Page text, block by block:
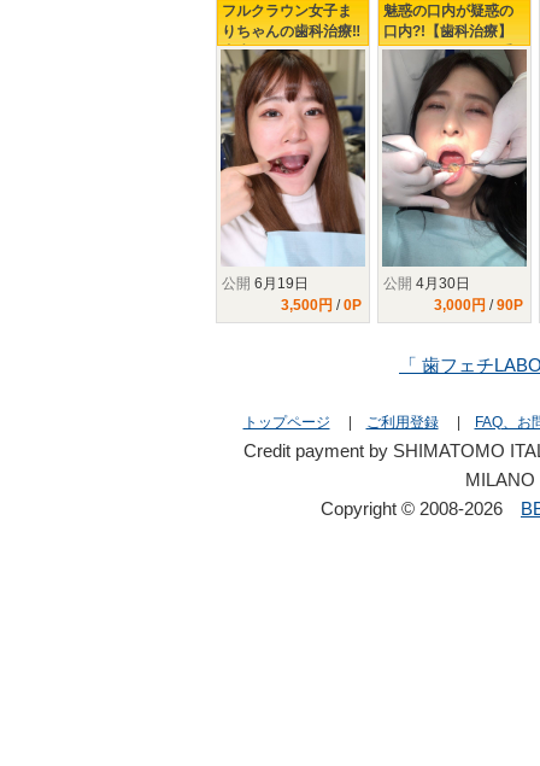
フルクラウン女子ま
りちゃんの歯科治療‼
虫歯み～つけたっ‼
公開 6月19日
3,500円 /0P
魅惑の口内が疑惑の
口内?!【歯科治療】
開けてビックリ玉手
箱!!47年分の美熟女の
イケない歯科治療♥♥♥
公開 4月30日
3,000円 /90P
「 歯フェチ
トップページ ご利用登録| FAQ、お
Credit payment by SHIMATOMO
MILANO
Copyright © 2008-2026